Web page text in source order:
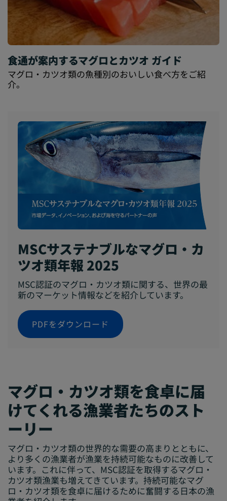
食通が案内するマグロとカツオ ガイド
マグロ・カツオ類の魚種別のおいしい食べ方をご紹
介。
MSCサステナブルなマグロ・カ
ツオ類年報 2025
MSC認証のマグロ・カツオ類に関する、世界の最
新のマーケット情報などを紹介しています。
PDFをダウンロード
マグロ・カツオ類を食卓に届
けてくれる漁業者たちのスト
ーリー
マグロ・カツオ類の世界的な需要の高まりとともに、
より多くの漁業者が漁業を持続可能なものに改善して
います。これに伴って、MSC認証を取得するマグロ・
カツオ類漁業も増えてきています。持続可能なマグ
ロ・カツオ類を食卓に届けるために奮闘する日本の漁